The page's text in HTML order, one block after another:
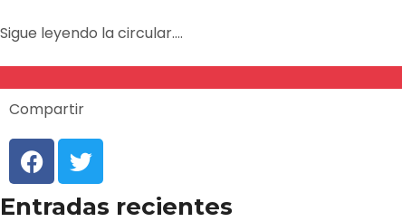
Sigue leyendo la circular….
Compartir
Entradas recientes